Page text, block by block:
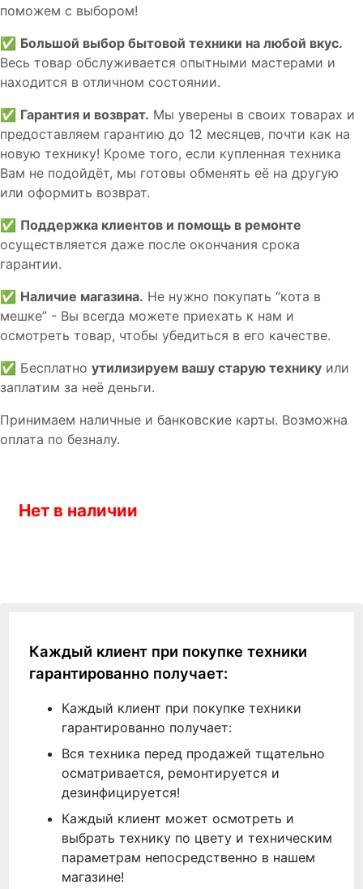
пoможем с выборoм!
✅ Большой выбор бытовой техники на любой вкус.
Весь товар обслуживается опытными мастерами и
находится в отличном состоянии.
✅ Гарантия и возврат. Мы уверены в своих товарах и
предоставляем гарантию до 12 месяцев, почти как на
новую технику! Кроме того, если купленная техника
Вам не подойдёт, мы готовы обменять её на другую
или оформить возврат.
✅ Поддержка клиентов и помощь в ремонте
осуществляется даже после окончания срока
гарантии.
✅ Наличие магазина. Не нужно покупать “кота в
мешке” - Вы всегда можете приехать к нам и
осмотреть товар, чтобы убедиться в его качестве.
✅ Бесплатно утилизируем вашу старую технику или
заплатим за неё деньги.
Принимаем наличные и банковские карты. Возможна
оплата по безналу.
Нет в наличии
Каждый клиент при покупке техники
гарантированно получает:
Каждый клиент при покупке техники
гарантированно получает:
Вся техника перед продажей тщательно
осматривается, ремонтируется и
дезинфицируется!
Каждый клиент может осмотреть и
выбрать технику по цвету и техническим
параметрам непосредственно в нашем
магазине!